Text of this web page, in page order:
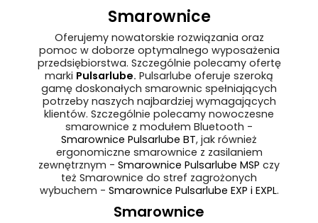
Smarownice
Oferujemy nowatorskie rozwiązania oraz
pomoc w doborze optymalnego wyposażenia
przedsiębiorstwa. Szczególnie polecamy ofertę
marki Pulsarlube. Pulsarlube oferuje szeroką
gamę doskonałych smarownic spełniających
potrzeby naszych najbardziej wymagających
klientów. Szczególnie polecamy nowoczesne
smarownice z modułem Bluetooth -
Smarownice Pulsarlube BT, jak również
ergonomiczne smarownice z zasilaniem
zewnętrznym - Smarownice Pulsarlube MSP czy
też Smarownice do stref zagrożonych
wybuchem - Smarownice Pulsarlube EXP i EXPL.
Smarownice